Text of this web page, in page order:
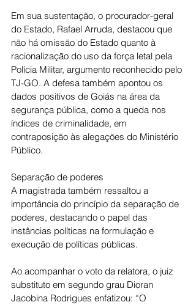
Em sua sustentação, o procurador-geral
do Estado, Rafael Arruda, destacou que
não há omissão do Estado quanto à
racionalização do uso da força letal pela
Polícia Militar, argumento reconhecido pelo
TJ-GO. A defesa também apontou os
dados positivos de Goiás na área da
segurança pública, como a queda nos
índices de criminalidade, em
contraposição às alegações do Ministério
Público.
Separação de poderes
A magistrada também ressaltou a
importância do princípio da separação de
poderes, destacando o papel das
instâncias políticas na formulação e
execução de políticas públicas.
Ao acompanhar o voto da relatora, o juiz
substituto em segundo grau Dioran
Jacobina Rodrigues enfatizou: “O